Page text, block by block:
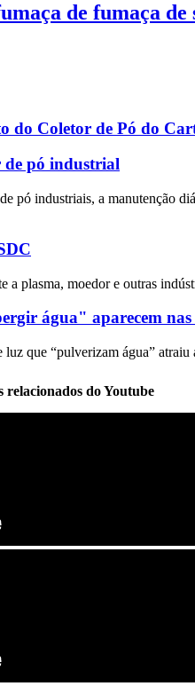
de fumaça
do Coletor de Pó do
de pó industrial
pó industriais, a manutenção
a plasma, moedor e outras
água" aparecem
que “pulverizam água”
relacionados do Youtube